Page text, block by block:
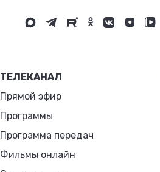
ТЕЛЕКАНАЛ
Прямой эфир
Программы
Программа передач
Фильмы онлайн